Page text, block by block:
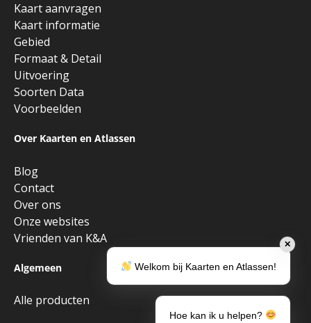
Kaart aanvragen
Kaart informatie
Gebied
Formaat & Detail
Uitvoering
Soorten Data
Voorbeelden
Over Kaarten en Atlassen
Blog
Contact
Over ons
Onze websites
Vrienden van K&A
Algemeen
Alle producten
✕
Welkom bij Kaarten en Atlassen!
Hoe kan ik u helpen?